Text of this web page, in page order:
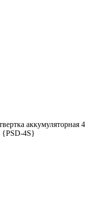
аккумуляторная 4
{PSD-4S}